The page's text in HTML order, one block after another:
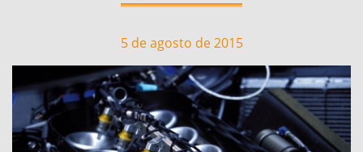
5 de agosto de 2015